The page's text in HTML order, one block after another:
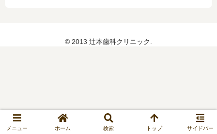
© 2013 辻本歯科クリニック.
メニュー ホーム 検索 トップ サイドバー